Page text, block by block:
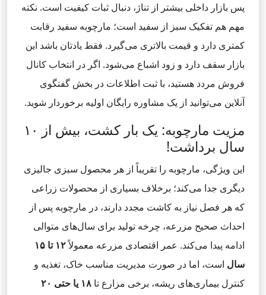
پس بازار داخلی بیشتر از تناژ، دنبال ثبات کیفیت است. نکته
مهم هم تفکیک سبز از سفید است؛ مارچوبه سفید رقابت
کمتری دارد و قیمت بالاتری می‌گیرد. فقط یادتان باشد این
بازار سقف دارد و زود اشباع می‌شود. اگر در انتخاب کانال
فروش مردد هستید، با ثبت اطلاعات در بخش گفتگوی
آنلاین می‌توانید از یک مشاوره رایگان اولیه برخوردار شوید.
مزیت مارچوبه: یک بار کشت، بیش از ۱۰
سال برداشت!
این ویژگی، مارچوبه را تقریباً از هر محصول سبزی‌ جالیزی
دیگری جدا می‌کند؛ برخلاف بسیاری از محصولات زراعی
که هر فصل نیاز به کاشت مجدد دارند، در مارچوبه پس از
احداث صحیح مزرعه، چرخه تولید برای سال‌های متوالی
ادامه پیدا می‌کند. عمر اقتصادی مزرعه معمولاً۱۲
تا ۱۵
سال است، اما در صورت مدیریت مناسب خاک، تغذیه و
کنترل بیماری‌های ریشه، برخی مزارع تا ۱۸
یا حتی ۲۰